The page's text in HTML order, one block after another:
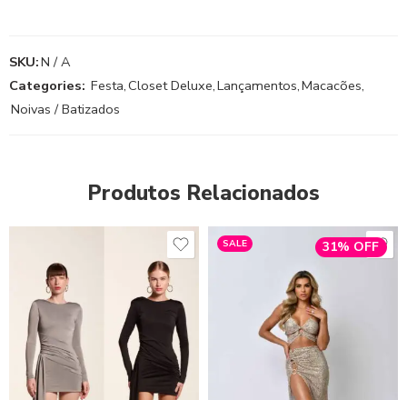
SKU:N / A
Categories: Festa,Closet Deluxe,Lançamentos,Macacões,
Noivas / Batizados
Produtos Relacionados
SALE 31% OFF